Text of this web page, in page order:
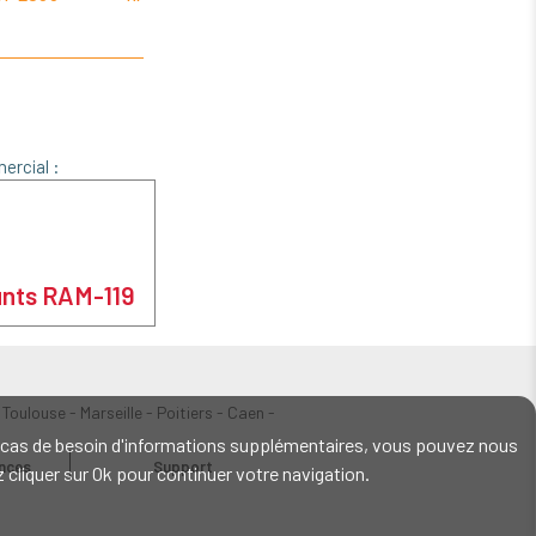
de besoin d'informations supplémentaires, vous pouvez nous
cliquer sur Ok pour continuer votre navigation.
:
RAM-119
- Marseille - Poitiers - Caen -
Support